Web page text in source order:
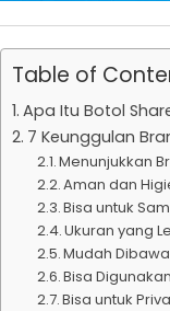
Table of
Apa Itu Botol
7 Keunggulan
Menunjukkan
Aman dan
Bisa untuk
Ukuran yang
Mudah
Bisa
Bisa untuk